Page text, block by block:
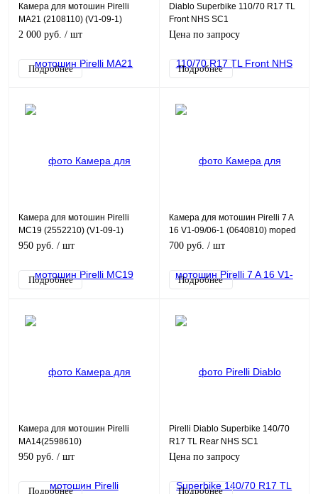
Камера для мотошин Pirelli
MA21 (2108110) (V1-09-1)
2 000 руб. / шт
Подробнее
Diablo Superbike 110/70 R17 TL
Front NHS SC1
Цена по запросу
Подробнее
Камера для мотошин Pirelli
MC19 (2552210) (V1-09-1)
950 руб. / шт
Подробнее
Камера для мотошин Pirelli 7 A
16 V1-09/06-1 (0640810) moped
700 руб. / шт
Подробнее
Камера для мотошин Pirelli
MA14(2598610)
950 руб. / шт
Подробнее
Pirelli Diablo Superbike 140/70
R17 TL Rear NHS SC1
Цена по запросу
Подробнее